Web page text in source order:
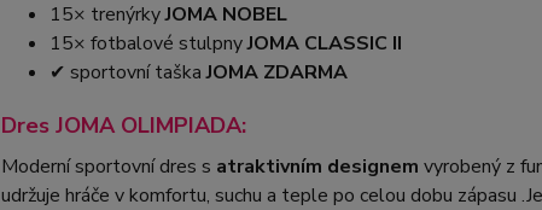
15× trenýrkyJOMA NOBEL
15× fotbalové stulpnyJOMA CLASSIC II
✔ sportovní taškaJOMA ZDARMA
Dres JOMA OLIMPIADA:
Moderní sportovní dres s atraktivním designem vyrobený z
udržuje hráče v komfortu, suchu a teple po celou dobu zápasu